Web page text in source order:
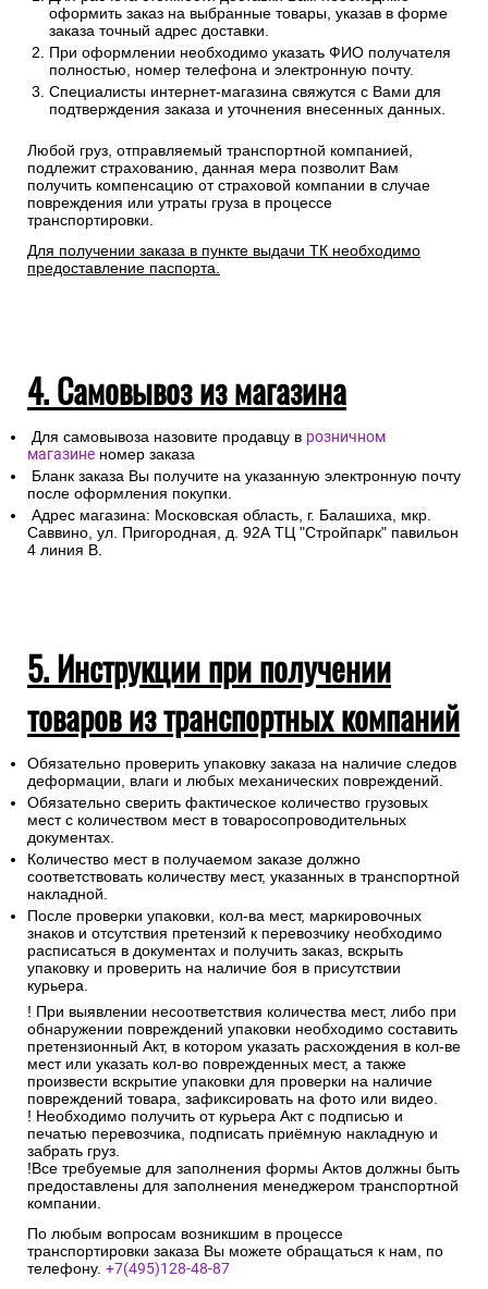
оформить заказ на выбранные товары, указав в форме
заказа точный адрес доставки.
При оформлении необходимо указать ФИО получателя
полностью, номер телефона и электронную почту.
Специалисты интернет-магазина свяжутся с Вами для
подтверждения заказа и уточнения внесенных данных.
Любой груз, отправляемый транспортной компанией,
подлежит страхованию, данная мера позволит Вам
получить компенсацию от страховой компании в случае
повреждения или утраты груза в процессе
транспортировки.
Для получении заказа в пункте выдачи ТК необходимо
предоставление паспорта.
4. Самовывоз из магазина
Для самовывоза назовите продавцу в розничном
магазине номер заказа
Бланк заказа Вы получите на указанную электронную почту
после оформления покупки.
Адрес магазина: Московская область, г. Балашиха, мкр.
Саввино, ул. Пригородная, д. 92А ТЦ "Стройпарк" павильон
4 линия В.
5. Инструкции при получении
товаров из транспортных компаний
Обязательно проверить упаковку заказа на наличие следов
деформации, влаги и любых механических повреждений.
Обязательно сверить фактическое количество грузовых
мест с количеством мест в товаросопроводительных
документах.
Количество мест в получаемом заказе должно
соответствовать количеству мест, указанных в транспортной
накладной.
После проверки упаковки, кол-ва мест, маркировочных
знаков и отсутствия претензий к перевозчику необходимо
расписаться в документах и получить заказ, вскрыть
упаковку и проверить на наличие боя в присутствии
курьера.
! При выявлении несоответствия количества мест, либо при
обнаружении повреждений упаковки необходимо составить
претензионный Акт, в котором указать расхождения в кол-ве
мест или указать кол-во поврежденных мест, а также
произвести вскрытие упаковки для проверки на наличие
повреждений товара, зафиксировать на фото или видео.
! Необходимо получить от курьера Акт с подписью и
печатью перевозчика, подписать приёмную накладную и
забрать груз.
!Все требуемые для заполнения формы Актов должны быть
предоставлены для заполнения менеджером транспортной
компании.
По любым вопросам возникшим в процессе
транспортировки заказа Вы можете обращаться к нам, по
телефону. +7(495)128-48-87